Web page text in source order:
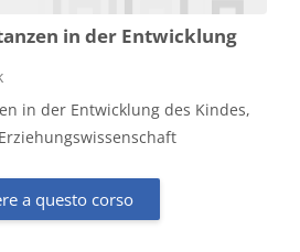
in der Entwicklung
in der Entwicklung des Kindes,
Erziehungswissenschaft
a questo corso